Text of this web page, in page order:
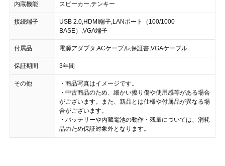
内蔵機能 スピーカー,テンキー
接続端子
USB 2.0,HDMI端子,LANポート（100/1000
BASE）,VGA端子
付属品 電源アダプタ,ACケーブル,保証書,VGAケーブル
保証期間 3年間
その他
・商品写真はイメージです。
・中古商品のため、細かい擦り傷や使用感等がある場合
がございます。また、新品とは仕様や付属品が異なる場
合がございます。
・バッテリーや内蔵電池の動作・残量については、消耗
品のため保証対象外となります。